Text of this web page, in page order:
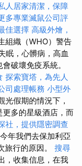
人居家清潔，保障
多專業滅鼠公司評
佳選擇 高級外燴，
組織（WHO）警告
眠，心髒病，高血
破壞免疫系統。
探索寶塔，為先人
司處理帳務 小型外
光假期的情況下，
多的星級酒店，而
社，提供隱密調查
年我們去保加利亞
行的原因。 搜尋
，收集信息，在我